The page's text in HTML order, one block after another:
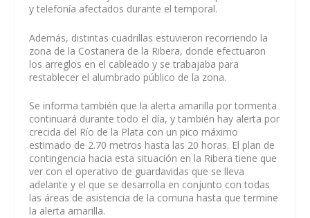
y telefonía afectados durante el temporal.
Además, distintas cuadrillas estuvieron recorriendo la
zona de la Costanera de la Ribera, donde efectuaron
los arreglos en el cableado y se trabajaba para
restablecer el alumbrado público de la zona.
Se informa también que la alerta amarilla por tormenta
continuará durante todo el día, y también hay alerta por
crecida del Río de la Plata con un pico máximo
estimado de 2.70 metros hasta las 20 horas. El plan de
contingencia hacia esta situación en la Ribera tiene que
ver con el operativo de guardavidas que se lleva
adelante y el que se desarrolla en conjunto con todas
las áreas de asistencia de la comuna hasta que termine
la alerta amarilla.